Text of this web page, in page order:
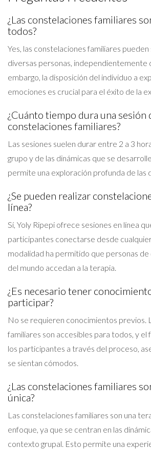
¿Las constelaciones familiares
todos?
Yes, las constelaciones familiares
diversas personas, independientemente
embargo, la disposición del individuo a
emociones es crucial para el éxito de la
¿Cuánto tiempo dura una sesión
constelaciones familiares?
Las sesiones suelen durar entre 2 a 3
grupo y de las dinámicas que se
permite una exploración profunda de las
¿Se pueden realizar
línea?
Sí, Yoly Ripepi ofrece sesiones en línea
participantes conectarse desde
modalidad ha permitido que personas
del mundo accedan a la terapia.
¿Es necesario tener
participar?
No se requieren conocimientos previos.
familiares son accesibles para todos, y el
los participantes a través del proceso,
se sientan cómodos.
¿Las constelaciones familiares
única?
Las constelaciones familiares son una
enfoque, ya que se centran en las
contexto grupal. Esto permite una